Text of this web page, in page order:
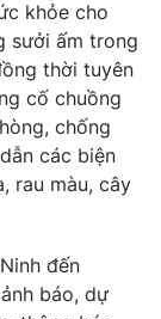
khỏe cho
sưởi ấm trong
thời tuyên
cố chuồng
chống
các biện
rau màu, cây
đến
báo, dự